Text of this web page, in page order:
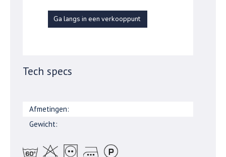
Ga langs in een verkooppunt
Tech specs
Afmetingen:
Gewicht: